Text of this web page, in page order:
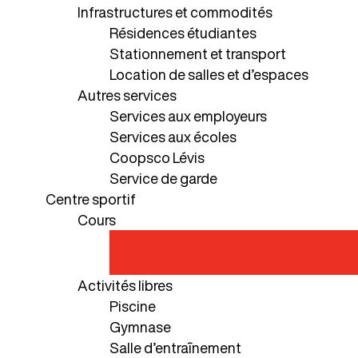
Infrastructures et commodités
Résidences étudiantes
Stationnement et transport
Location de salles et d’espaces
Autres services
Services aux employeurs
Services aux écoles
Coopsco Lévis
Service de garde
Centre sportif
Cours
Activités libres
Piscine
Gymnase
Salle d’entraînement